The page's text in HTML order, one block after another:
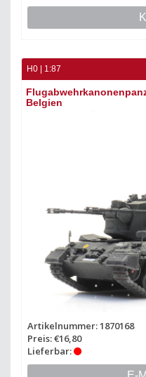
H0 | 1:87
Belgien
Artikelnummer: 1870168
Preis: €16,80
Lieferbar: